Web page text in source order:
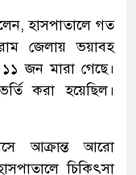
হাসপাতালে গত
জেলায় ভয়াবহ
১১ জন মারা গেছে।
করা হয়েছিল।
আক্রান্ত আরো
চিকিৎসা